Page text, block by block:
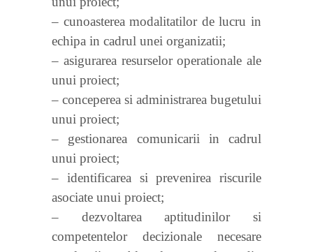
– cunoasterea modalitatilor de lucru in
echipa in cadrul unei organizatii;
– asigurarea resurselor operationale ale
unui proiect;
– conceperea si administrarea bugetului
unui proiect;
– gestionarea comunicarii in cadrul
unui proiect;
– identificarea si prevenirea riscurile
asociate unui proiect;
– dezvoltarea aptitudinilor si
competentelor decizionale necesare